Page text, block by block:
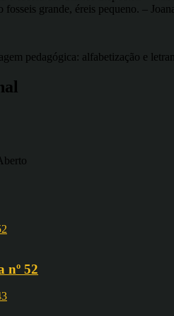
grande, éreis pequeno. –
pedagógica: alfabetização e
nº 52